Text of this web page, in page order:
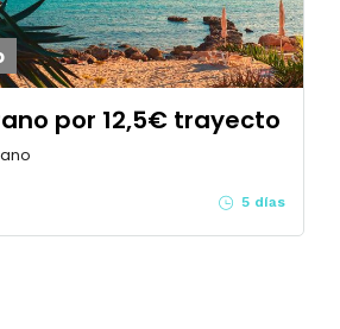
por 12,5€ trayecto
5 días